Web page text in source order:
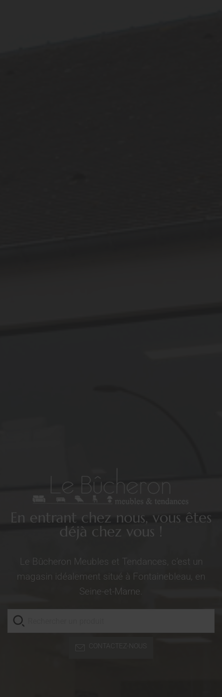
En entrant chez nous, vous êtes
déjà chez vous !
Le Bûcheron Meubles et Tendances, c’est un
magasin idéalement situé à Fontainebleau, en
Seine-et-Marne.
CONTACTEZ-NOUS